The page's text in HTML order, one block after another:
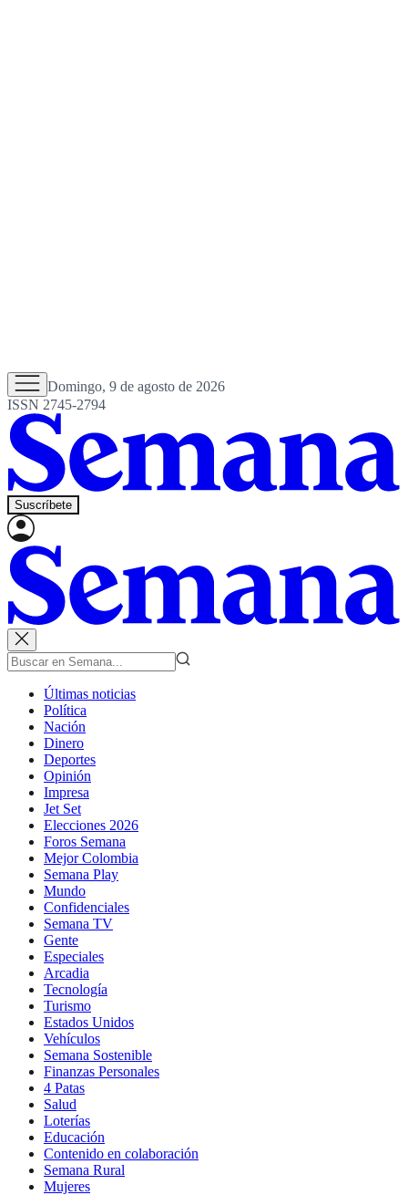
Domingo, 9 de agosto de 2026
ISSN 2745-2794
Suscríbete
Últimas noticias
Política
Nación
Dinero
Deportes
Opinión
Impresa
Jet Set
Elecciones 2026
Foros Semana
Mejor Colombia
Semana Play
Mundo
Confidenciales
Semana TV
Gente
Especiales
Arcadia
Tecnología
Turismo
Estados Unidos
Vehículos
Semana Sostenible
Finanzas Personales
4 Patas
Salud
Loterías
Educación
Contenido en colaboración
Semana Rural
Mujeres